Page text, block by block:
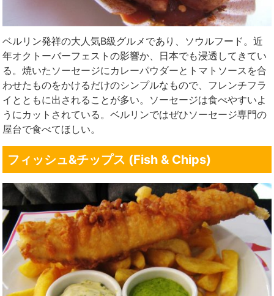
ベルリン発祥の大人気B級グルメであり、ソウルフード。近
年オクトーバーフェストの影響か、日本でも浸透してきてい
る。焼いたソーセージにカレーパウダーとトマトソースを合
わせたものをかけるだけのシンプルなもので、フレンチフラ
イとともに出されることが多い。ソーセージは食べやすいよ
うにカットされている。ベルリンではぜひソーセージ専門の
屋台で食べてほしい。
フィッシュ&チップス (Fish & Chips)